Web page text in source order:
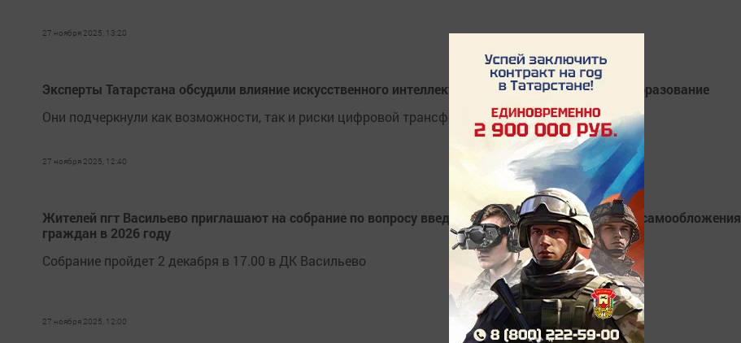
27 ноября 2025, 13:20
Эксперты Татарстана обсудили влияние искусственного интеллекта на экономику, общество и образование
Они подчеркнули как возможности, так и риски цифровой трансформации
27 ноября 2025, 12:40
Жителей пгт Васильево приглашают на собрание по вопросу введения и использования средств самообложения
граждан в 2026 году
Собрание пройдет 2 декабря в 17.00 в ДК Васильево
27 ноября 2025, 12:00